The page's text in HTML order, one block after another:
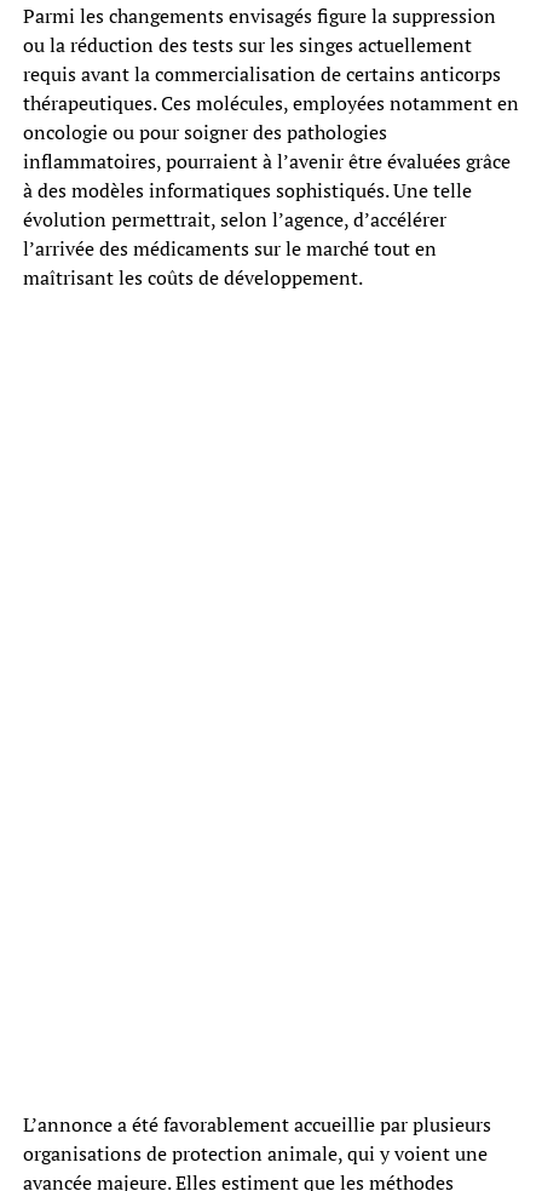
Parmi les changements envisagés figure la suppression
ou la réduction des tests sur les singes actuellement
requis avant la commercialisation de certains anticorps
thérapeutiques. Ces molécules, employées notamment en
oncologie ou pour soigner des pathologies
inflammatoires, pourraient à l’avenir être évaluées grâce
à des modèles informatiques sophistiqués. Une telle
évolution permettrait, selon l’agence, d’accélérer
l’arrivée des médicaments sur le marché tout en
maîtrisant les coûts de développement.
L’annonce a été favorablement accueillie par plusieurs
organisations de protection animale, qui y voient une
avancée majeure. Elles estiment que les méthodes